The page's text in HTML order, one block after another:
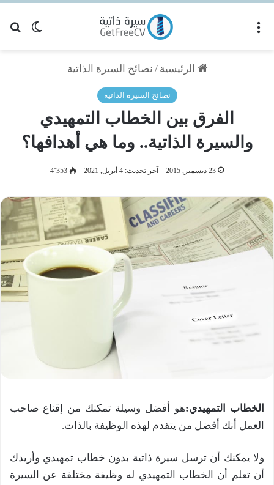
الوضع
الرئيسية / نصائح السيرة الذاتية
نصائح السيرة الذاتية
الفرق بين الخطاب التمهيدي
والسيرة الذاتية.. وما هي أهدافها؟
23 ديسمبر, 2015 آخر تحديث: 4 أبريل, 2021 4٬353
الخطاب التمهيدي:هو أفضل وسيلة تمكنك من إقناع صاحب
العمل أنك أفضل من يتقدم لهذه الوظيفة بالذات.
ولا يمكنك أن ترسل سيرة ذاتية بدون خطاب تمهيدي وأريدك
أن تعلم أن الخطاب التمهيدي له وظيفة مختلفة عن السيرة